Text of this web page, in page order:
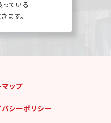
ている
ます。
ップ
シーポリシー